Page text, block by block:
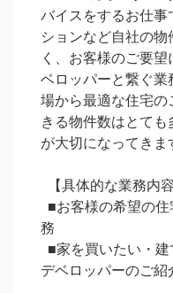
バイスをするお仕事
ションなど自社の
く、お客様のご要
ベロッパーと繋ぐ業
場から最適な住宅の
きる物件数はとて
が大切になってきま
務
デベロッパーのご紹